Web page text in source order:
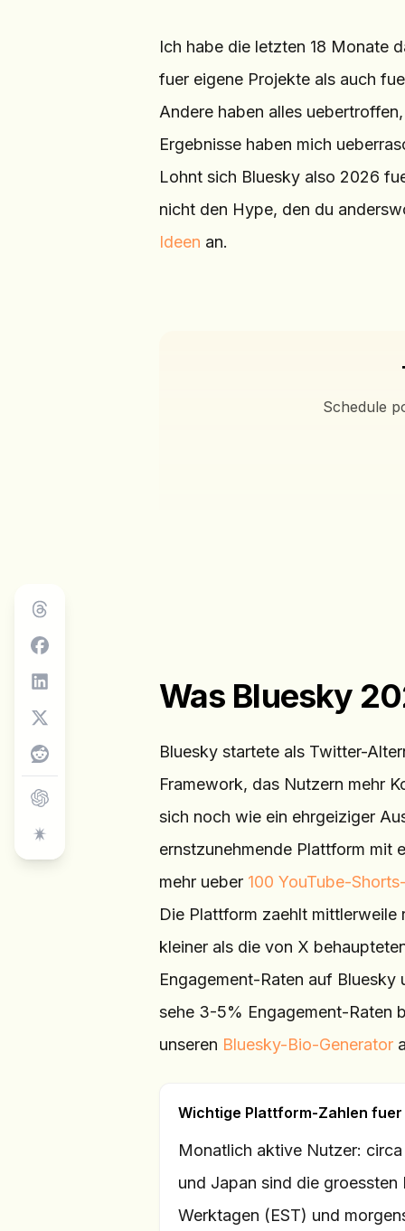
Ich habe die letzten 18 Monate
fuer eigene Projekte als auch
Andere haben alles
Ergebnisse haben mich
Lohnt sich Bluesky also 2026
nicht den Hype, den du
Ideen an.
Schedule
Was Bluesky
Bluesky startete als Twitter-
Framework, das Nutzern mehr
sich noch wie ein ehrgeiziger
ernstzunehmende Plattform mit
mehr ueber 100 YouTube-
Die Plattform zaehlt
kleiner als die von X
Engagement-Raten auf
sehe 3-5% Engagement-Raten
unseren Bluesky-Bio-Generator
Wichtige Plattform-Zahlen
Monatlich aktive Nutzer:
und Japan sind die
Werktagen (EST) und